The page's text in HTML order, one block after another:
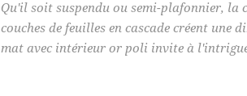
Qu'il soit suspendu ou semi-plafonnier, la
couches de feuilles en cascade créent
mat avec intérieur or poli invite à